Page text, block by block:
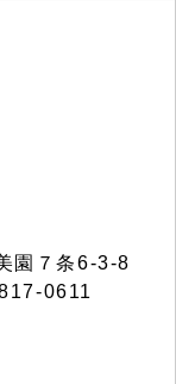
園７条6-3-8
0611